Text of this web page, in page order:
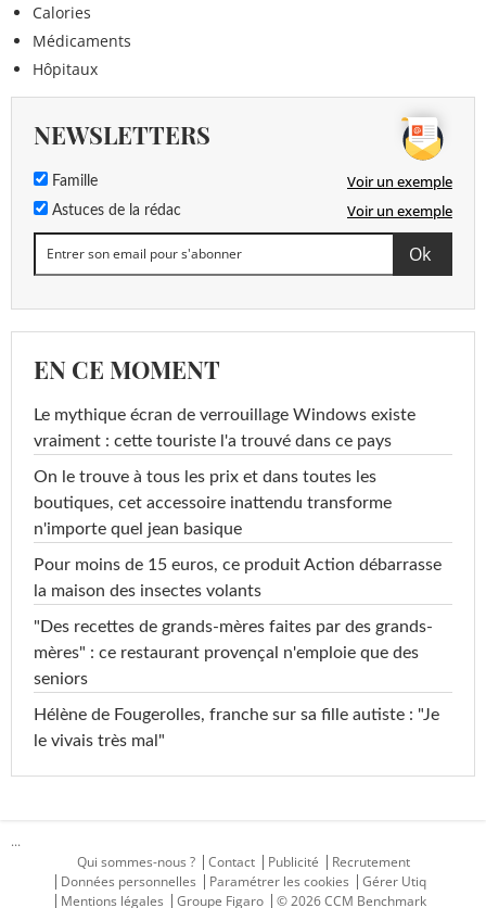
Calories
Médicaments
Hôpitaux
NEWSLETTERS
Famille Voir un exemple
Astuces de la rédac Voir un exemple
EN CE MOMENT
Le mythique écran de verrouillage Windows existe
vraiment : cette touriste l'a trouvé dans ce pays
On le trouve à tous les prix et dans toutes les
boutiques, cet accessoire inattendu transforme
n'importe quel jean basique
Pour moins de 15 euros, ce produit Action débarrasse
la maison des insectes volants
"Des recettes de grands-mères faites par des grands-
mères" : ce restaurant provençal n'emploie que des
seniors
Hélène de Fougerolles, franche sur sa fille autiste : "Je
le vivais très mal"
...
Qui sommes-nous ?
Contact Publicité
Recrutement
Données personnelles
Paramétrer les cookies
Gérer Utiq
Mentions légales
Groupe Figaro © 2026 CCM Benchmark